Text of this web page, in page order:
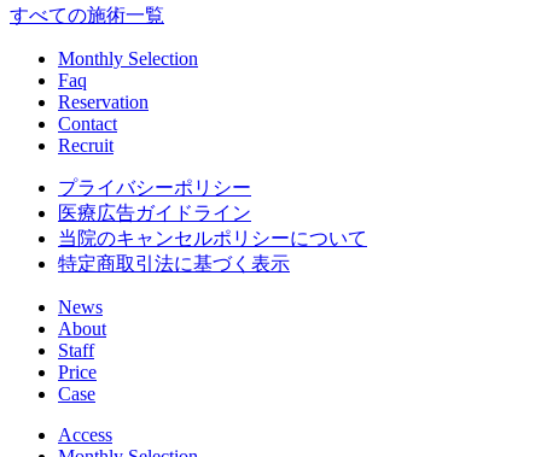
すべての施術一覧
Monthly Selection
Faq
Reservation
Contact
Recruit
プライバシーポリシー
医療広告ガイドライン
当院のキャンセルポリシーについて
特定商取引法に基づく表示
News
About
Staff
Price
Case
Access